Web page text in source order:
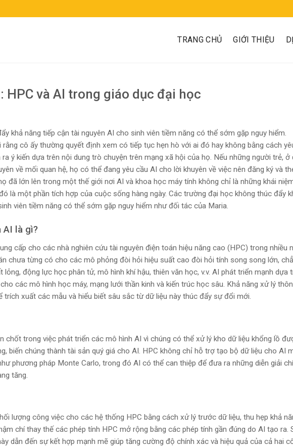
TRANG CHỦ GIỚI THIỆU
HPC và AI trong giáo dục đại học
khả năng tiếp cận tài nguyên AI cho sinh viên tiềm năng có thể sớm gặp nguy hiểm.
cô ấy thường quyết định xem có tiếp tục hẹn hò với ai đó hay không bằng cách
ý kiến ​​​​dựa trên nội dung trò chuyện trên mạng xã hội của họ. Nếu những người trẻ, ở
về mối quan hệ, họ có thể đang yêu cầu AI cho lời khuyên về việc nên đăng ký và
đã lớn lên trong một thế giới nơi AI và khoa học máy tính không chỉ là những khái
là một phần tích hợp của cuộc sống hàng ngày. Các trường đại học không thúc đẩy
viên tiềm năng có thể sớm gặp nguy hiểm như đối tác của Maria.
AI là gì?
cấp cho các nhà nghiên cứu tài nguyên điện toán hiệu năng cao (HPC) trong nhiều
chưa từng có cho các mô phỏng đòi hỏi hiệu suất cao đòi hỏi tính song song lớn,
động lực học phân tử, mô hình khí hậu, thiên văn học, v.v. AI phát triển mạnh dựa
các mô hình học máy, mạng lưới thần kinh và kiến ​​trúc học sâu. Khả năng xử lý
trích xuất các mẫu và hiểu biết sâu sắc từ dữ liệu này thúc đẩy sự đổi mới.
chốt trong việc phát triển các mô hình AI vì chúng có thể xử lý kho dữ liệu khổng lồ
biến chúng thành tài sản quý giá cho AI. HPC không chỉ hỗ trợ tạo bộ dữ liệu cho AI
phương pháp Monte Carlo, trong đó AI có thể can thiệp để đưa ra những diễn giải
tăng.
lượng công việc cho các hệ thống HPC bằng cách xử lý trước dữ liệu, thu hẹp khả
chí thay thế các phép tính HPC mở rộng bằng các phép tính gần đúng do AI tạo ra.
dẫn đến sự kết hợp mạnh mẽ giúp tăng cường độ chính xác và hiệu quả của cả hai